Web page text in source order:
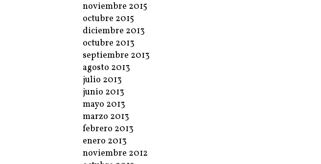
noviembre 2015
octubre 2015
diciembre 2013
octubre 2013
septiembre 2013
agosto 2013
julio 2013
junio 2013
mayo 2013
marzo 2013
febrero 2013
enero 2013
noviembre 2012